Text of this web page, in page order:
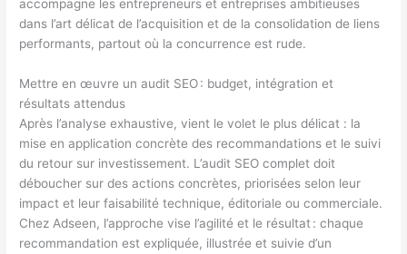
accompagne les entrepreneurs et entreprises ambitieuses
dans l’art délicat de l’acquisition et de la consolidation de liens
performants, partout où la concurrence est rude.
Mettre en œuvre un audit SEO : budget, intégration et
résultats attendus
Après l’analyse exhaustive, vient le volet le plus délicat : la
mise en application concrète des recommandations et le suivi
du retour sur investissement. L’audit SEO complet doit
déboucher sur des actions concrètes, priorisées selon leur
impact et leur faisabilité technique, éditoriale ou commerciale.
Chez Adseen, l’approche vise l’agilité et le résultat : chaque
recommandation est expliquée, illustrée et suivie d’un